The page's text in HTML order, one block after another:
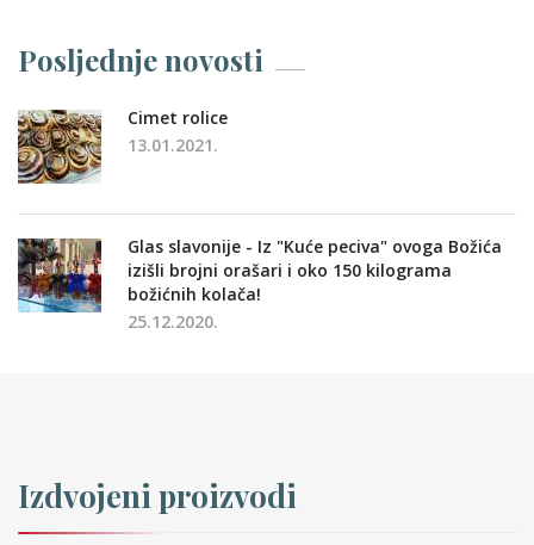
Posljednje novosti
Cimet rolice
13.01.2021.
Glas slavonije - Iz "Kuće peciva" ovoga Božića
izišli brojni orašari i oko 150 kilograma
božićnih kolača!
25.12.2020.
Izdvojeni proizvodi